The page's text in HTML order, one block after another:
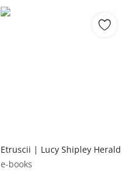
Etruscii | Lucy Shipley Herald
e-books